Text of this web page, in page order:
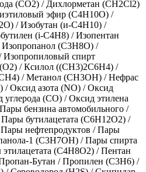
(CO2) / Дихлорметан (CH2Cl2)
эфир (С4Н10О) /
/Изобутан (и-C4H10) /
(i-С4Н8) /Изопентан
Изопропанол (C3H8O) /
Изопропиловый спирт
/Ксилол ((СН3)2С6Н4) /
/Метанол (CH3OH) /Нефрас
/Оксид азота (NO) /Оксид
углерода (CO) /Оксид этилена
Пары бензина автомобильного /
Пары бутилацетата (C6H12O2) /
Пары нефтепродуктов /Пары
1 (C3H7OH) /Пары спирта
(C4H8O2) /Пентан
Бутан /Пропилен (C3H6) /